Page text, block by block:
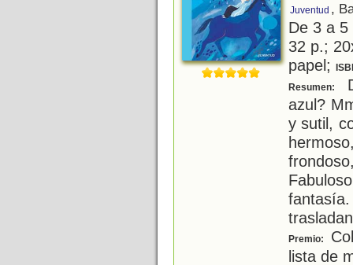
Juventud ,
De 3 a
32 p.;
papel;
Resumen:
azul?
y sutil,
Premio:
lista de